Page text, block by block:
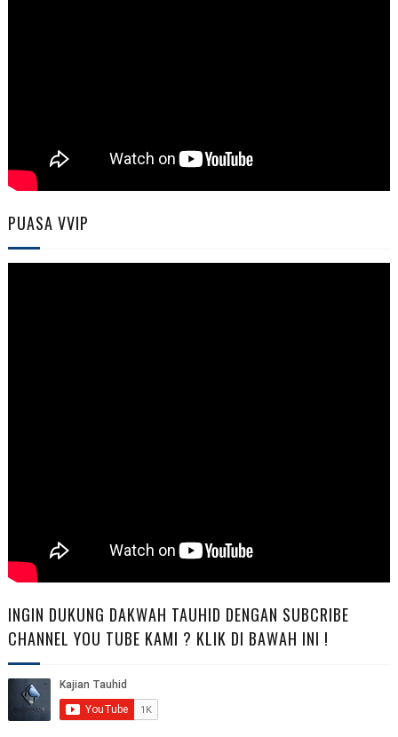
PUASA VVIP
INGIN DUKUNG DAKWAH TAUHID DENGAN SUBCRIBE
CHANNEL YOU TUBE KAMI ? KLIK DI BAWAH INI !